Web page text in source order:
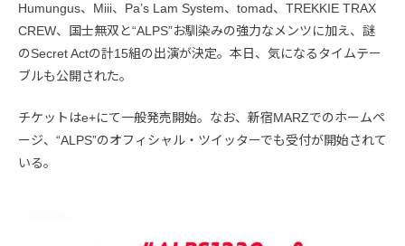
Humungus、Miii、Pa’s Lam System、tomad、TREKKIE TRAX
CREW、国士無双と“ALPS”お馴染みの強力なメンツに加え、謎
のSecret Actの計15組の出演が決定。本日、気になるタイムテー
ブルも公開された。
チケットはe+にて一般発売開始。なお、新宿MARZでのホームペ
ージ、“ALPS”のオフィシャル・ツイッターでも受付が開始されて
いる。